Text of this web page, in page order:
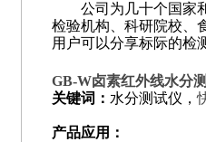
公司为几十个国家和
检验机构、科研院校、
用户可以分享标际的检
GB-W卤素红外线水分
关键词： 水分测试仪，
产品应用：